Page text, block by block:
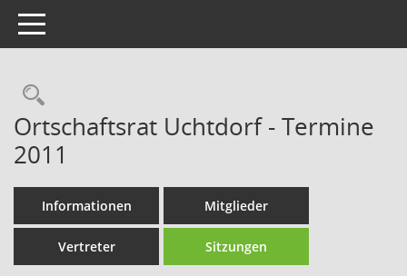
Toggle navigation
Rechercheauswahl
Ortschaftsrat Uchtdorf - Termine
2011
Informationen Mitglieder
Vertreter Sitzungen